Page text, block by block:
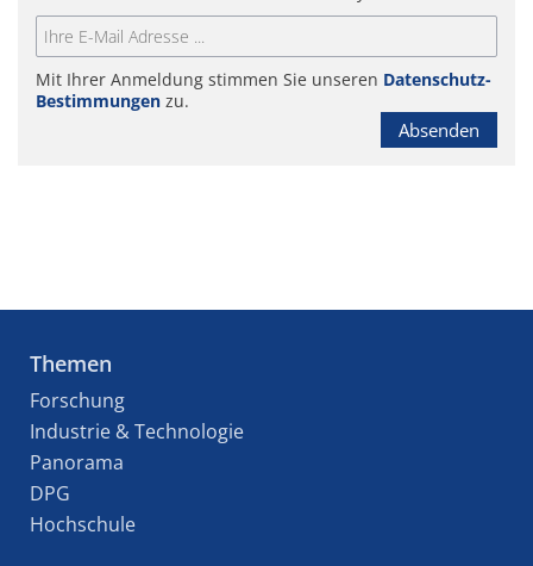
Mit Ihrer Anmeldung stimmen Sie unseren Datenschutz-
Bestimmungen zu.
Absenden
Themen
Forschung
Industrie & Technologie
Panorama
DPG
Hochschule